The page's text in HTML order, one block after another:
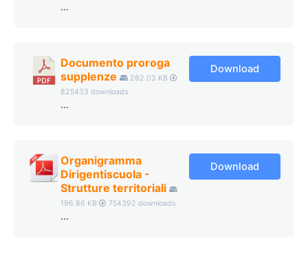
...
Documento proroga
supplenze
282.03 KB
825433 downloads
...
Download
Organigramma
Dirigentiscuola -
Strutture territoriali
196.86 KB 754392 downloads
...
Download